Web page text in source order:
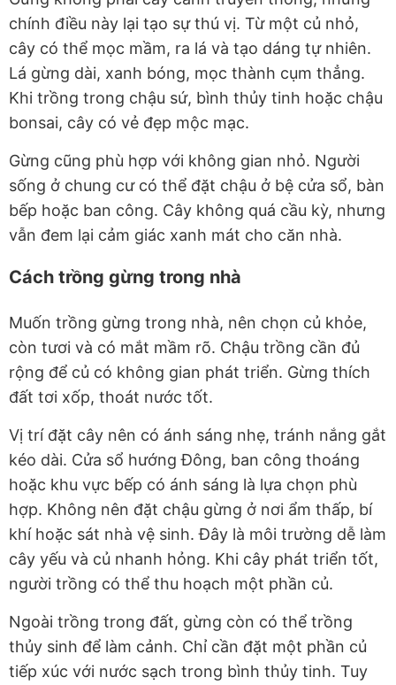
chính điều này lại tạo sự thú vị. Từ một củ nhỏ,
cây có thể mọc mầm, ra lá và tạo dáng tự nhiên.
Lá gừng dài, xanh bóng, mọc thành cụm thẳng.
Khi trồng trong chậu sứ, bình thủy tinh hoặc chậu
bonsai, cây có vẻ đẹp mộc mạc.
Gừng cũng phù hợp với không gian nhỏ. Người
sống ở chung cư có thể đặt chậu ở bệ cửa sổ, bàn
bếp hoặc ban công. Cây không quá cầu kỳ, nhưng
vẫn đem lại cảm giác xanh mát cho căn nhà.
Cách trồng gừng trong nhà
Muốn trồng gừng trong nhà, nên chọn củ khỏe,
còn tươi và có mắt mầm rõ. Chậu trồng cần đủ
rộng để củ có không gian phát triển. Gừng thích
đất tơi xốp, thoát nước tốt.
Vị trí đặt cây nên có ánh sáng nhẹ, tránh nắng gắt
kéo dài. Cửa sổ hướng Đông, ban công thoáng
hoặc khu vực bếp có ánh sáng là lựa chọn phù
hợp. Không nên đặt chậu gừng ở nơi ẩm thấp, bí
khí hoặc sát nhà vệ sinh. Đây là môi trường dễ làm
cây yếu và củ nhanh hỏng. Khi cây phát triển tốt,
người trồng có thể thu hoạch một phần củ.
Ngoài trồng trong đất, gừng còn có thể trồng
thủy sinh để làm cảnh. Chỉ cần đặt một phần củ
tiếp xúc với nước sạch trong bình thủy tinh. Tuy